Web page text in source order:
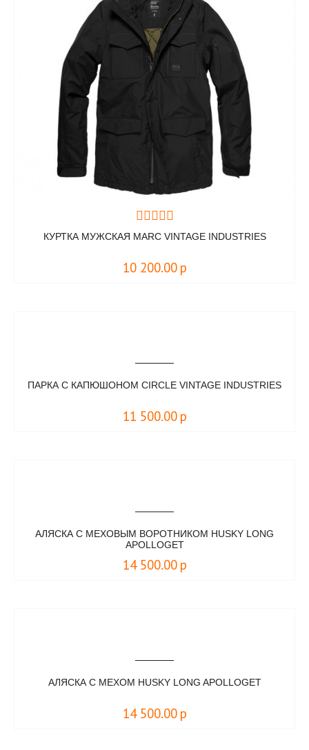
КУРТКА МУЖСКАЯ MARC VINTAGE INDUSTRIES
10 200.00 р
ПАРКА С КАПЮШОНОМ CIRCLE VINTAGE INDUSTRIES
11 500.00 р
АЛЯСКА С МЕХОВЫМ ВОРОТНИКОМ HUSKY LONG
APOLLOGET
14 500.00 р
АЛЯСКА С МЕХОМ HUSKY LONG APOLLOGET
14 500.00 р